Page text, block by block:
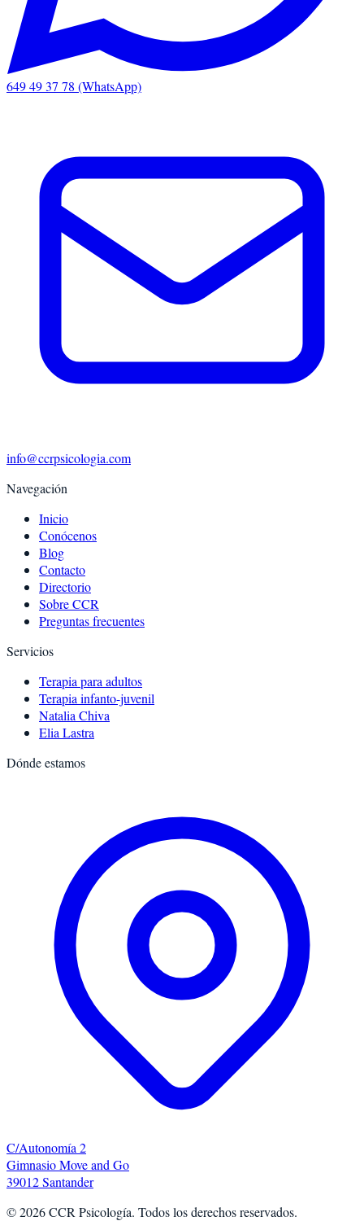
649 49 37 78 (WhatsApp)
info@ccrpsicologia.com
Navegación
Inicio
Conócenos
Blog
Contacto
Directorio
Sobre CCR
Preguntas frecuentes
Servicios
Terapia para adultos
Terapia infanto-juvenil
Natalia Chiva
Elia Lastra
Dónde estamos
C/Autonomía 2
Gimnasio Move and Go
39012 Santander
©2026CCR Psicología. Todos los derechos reservados.